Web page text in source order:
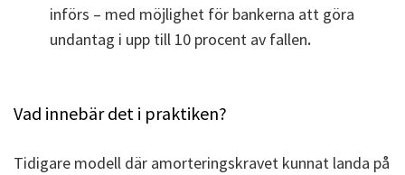
införs – med möjlighet för bankerna att göra
undantag i upp till 10 procent av fallen.
Vad innebär det i praktiken?
Tidigare modell där amorteringskravet kunnat landa på